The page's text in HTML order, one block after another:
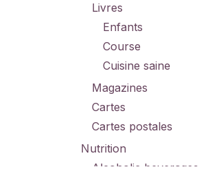
Livres
Enfants
Course
Cuisine saine
Magazines
Cartes
Cartes postales
Nutrition
Alcoholic beverages